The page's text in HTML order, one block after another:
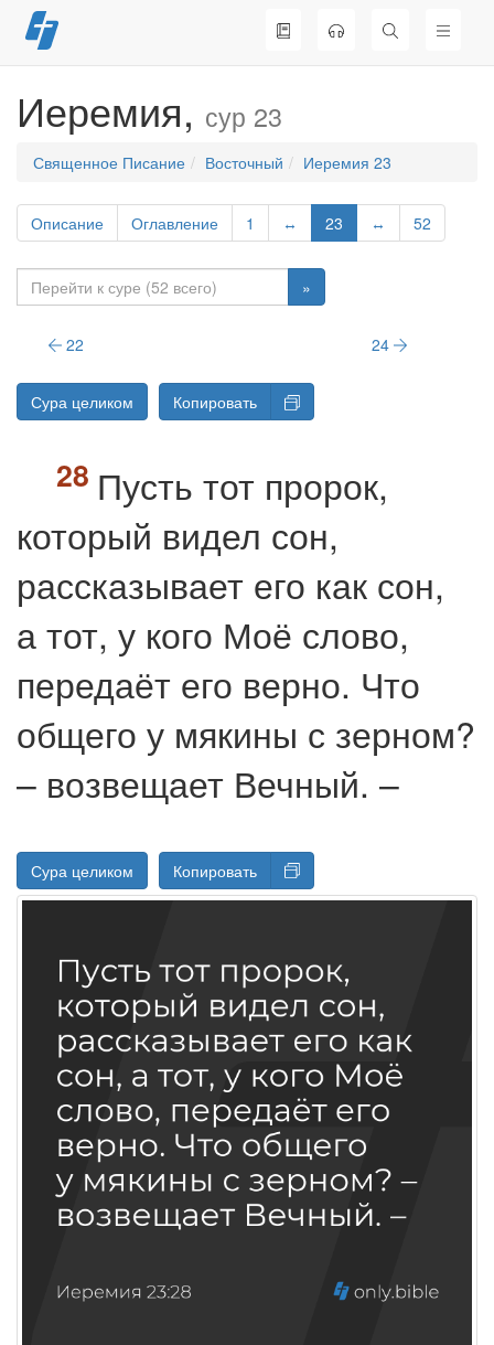
Перейти
к
Иеремия, сур 23
Священное Писание Восточный Иеремия 23
Описание Оглавление 1 ↔ 23 ↔ 52
»
22 24
Сура целиком Копировать
Пусть тот пророк,
который видел сон,
рассказывает его как сон,
а тот, у кого Моё слово,
передаёт его верно. Что
общего у мякины с зерном?
– возвещает Вечный. –
Сура целиком Копировать